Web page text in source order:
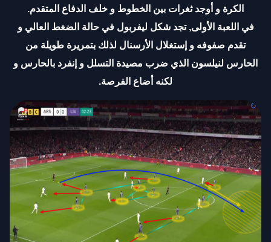
الكرة و أوجد ثغرات بين الخطوط و خلف الدفاع المتقدم.
في اللعبة الأولى, تجد شكل ليفربول في حالة الضغط العالي و
تقدم صفوفه و إستغلال الأرسنال لذلك بتمريرة طويلة من
الحارس لنيلسون الذي ضرب مصيدة التسلل و إنفرد بالحارس و
لكنه أضاع الفرصة.